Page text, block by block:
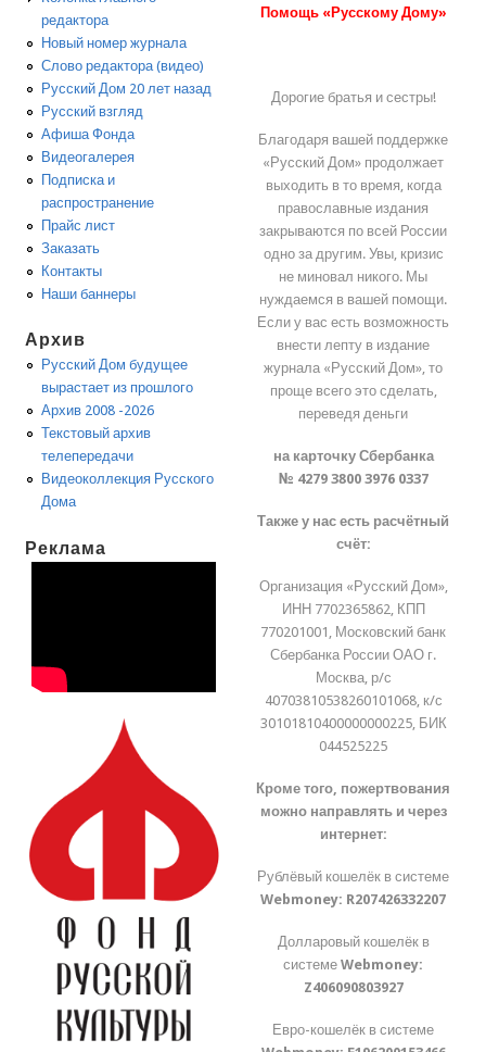
редактора
Новый номер журнала
Слово редактора (видео)
Русский Дом 20 лет назад
Русский взгляд
Афиша Фонда
Видеогалерея
Подписка и
распространение
Прайс лист
Заказать
Контакты
Наши баннеры
Архив
Русский Дом будущее
вырастает из прошлого
Архив 2008 -2026
Текстовый архив
телепередачи
Видеоколлекция Русского
Дома
Реклама
Помощь «Русскому Дому»
Дорогие братья и сестры!
Благодаря вашей поддержке
«Русский Дом» продолжает
выходить в то время, когда
православные издания
закрываются по всей России
одно за другим. Увы, кризис
не миновал никого. Мы
нуждаемся в вашей помощи.
Если у вас есть возможность
внести лепту в издание
журнала «Русский Дом», то
проще всего это сделать,
переведя деньги
на карточку Сбербанка
№ 4279 3800 3976 0337
Также у нас есть расчётный
счёт:
Организация «Русский Дом»,
ИНН 7702365862, КПП
770201001, Московский банк
Сбербанка России ОАО г.
Москва, р/с
40703810538260101068, к/с
30101810400000000225, БИК
044525225
Кроме того, пожертвования
можно направлять и через
интернет:
Рублёвый кошелёк в системе
Webmoney: R207426332207
Долларовый кошелёк в
системеWebmoney:
Z406090803927
Евро-кошелёк в системе